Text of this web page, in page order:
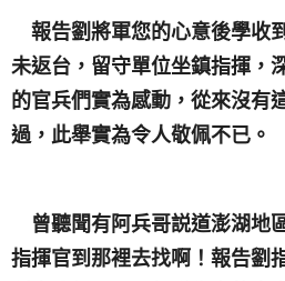
報告劉將軍您的心意後學收
未返台，留守單位坐鎮指揮，
的官兵們實為感動，從來沒有
過，此舉實為令人敬佩不已。
曾聽聞有阿兵哥説道澎湖地
指揮官到那裡去找啊！報告劉